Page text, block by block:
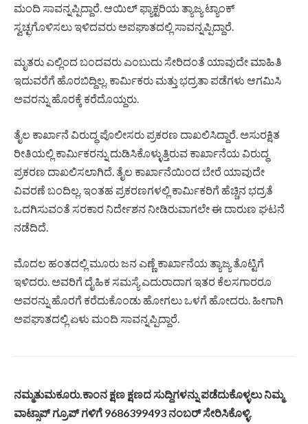
ಮಂದಿ ಸಾವನ್ನಪ್ಪಿದ್ದಾರೆ. ಆಯಿಲ್ ಫ್ಯಾಕ್ಟರಿಯ ತ್ಯಾಜ್ಯ ಟ್ಯಾಂಕ್
ಸ್ವಚ್ಛಗೊಳಿಸಲು ಇಳಿದವರು ಅಪಘಾತದಲ್ಲಿ ಸಾವನ್ನಪ್ಪಿದ್ದಾರೆ.
ಮೃತರು ಎಲ್ಲಿಂದ ಬಂದವರು ಎಂಬುದು ಸೇರಿದಂತೆ ಯಾವುದೇ ಮಾಹಿತಿ
ಇದುವರೆಗೆ ಹೊರಬಿದ್ದಿಲ್ಲ. ಕಾರ್ಮಿಕರು ಮತ್ತು ಭದ್ರತಾ ಪಡೆಗಳು ಆಗಮಿಸಿ
ಅವರನ್ನು ಹೊರಕ್ಕೆ ಕರೆದೊಯ್ದರು.
ತೈಲ ಕಾರ್ಖಾನೆ ವಿರುದ್ಧ ಪೊಲೀಸರು ಪ್ರಕರಣ ದಾಖಲಿಸಿದ್ದಾರೆ. ಅಸುರಕ್ಷಿತ
ರೀತಿಯಲ್ಲಿ ಕಾರ್ಮಿಕರನ್ನು ದುಡಿಸಿಕೊಳ್ಳುತ್ತಿರುವ ಕಾರ್ಖಾನೆಯ ವಿರುದ್ಧ
ಪ್ರಕರಣ ದಾಖಲಿಸಲಾಗಿದೆ. ತೈಲ ಕಾರ್ಖಾನೆಯಿಂದ ಬೇರೆ ಯಾವುದೇ
ವಿವರಣೆ ಬಂದಿಲ್ಲ. ಇಂತಹ ಪ್ರಕರಣಗಳಲ್ಲಿ ಕಾರ್ಮಿಕರಿಗೆ ಹೆಚ್ಚಿನ ಭದ್ರತೆ
ಒದಗಿಸುವಂತೆ ಸರಕಾರ ನಿರ್ದೇಶನ ನೀಡಿರುವಾಗಲೇ ಈ ದಾರುಣ ಘಟನೆ
ನಡೆದಿದೆ.
ಮೊದಲ ಹಂತದಲ್ಲಿ ಮೂರು ಜನ ಎಣ್ಣೆ ಕಾರ್ಖಾನೆಯ ತ್ಯಾಜ್ಯ ತೊಟ್ಟಿಗೆ
ಇಳಿದರು. ಅವರಿಗೆ ದೈಹಿಕ ಸಮಸ್ಯೆ ಎದುರಾದಾಗ ಇತರ ಕೆಲಸಗಾರರೂ
ಅವರನ್ನು ಹೊರಗೆ ಕರೆದುಕೊಂಡು ಹೋಗಲು ಒಳಗೆ ಹೋದರು. ಹೀಗಾಗಿ
ಅಪಘಾತದಲ್ಲಿ ಏಳು ಮಂದಿ ಸಾವನ್ನಪ್ಪಿದ್ದಾರೆ.
ನಮ್ಮತುಮಕೂರು.ಕಾಂನ ಕ್ಷಣ ಕ್ಷಣದ ಸುದ್ದಿಗಳನ್ನು ಪಡೆದುಕೊಳ್ಳಲು ನಿಮ್ಮ
ವಾಟ್ಸಾಪ್ ಗ್ರೂಪ್ ಗಳಿಗೆ 9686399493 ನಂಬರ್ ಸೇರಿಸಿಕೊಳ್ಳಿ.